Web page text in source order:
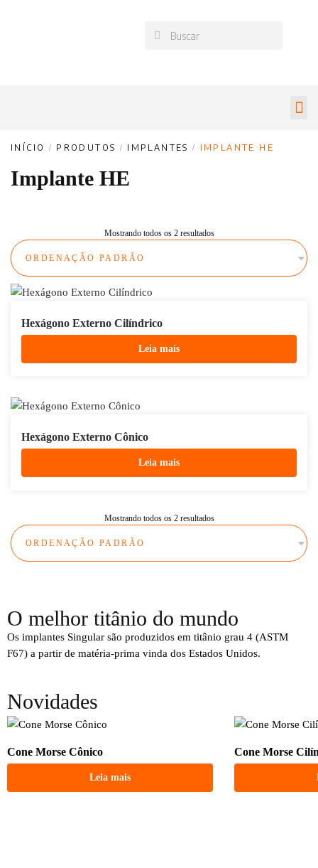
INÍCIO / PRODUTOS / IMPLANTES / IMPLANTE HE
Implante HE
Mostrando todos os 2 resultados
Hexágono Externo Cilíndrico
Leia mais
Hexágono Externo Cônico
Leia mais
Mostrando todos os 2 resultados
O melhor titânio do mundo
Os implantes Singular são produzidos em titânio grau 4 (ASTM
F67) a partir de matéria-prima vinda dos Estados Unidos.
Novidades
Cone Morse Cônico
Leia mais
Cone Morse